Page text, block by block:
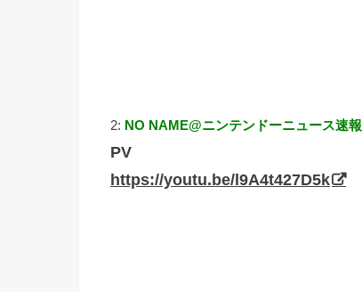
2: NO NAME@ニンテンドーニュース速報
PV
https://youtu.be/l9A4t427D5k